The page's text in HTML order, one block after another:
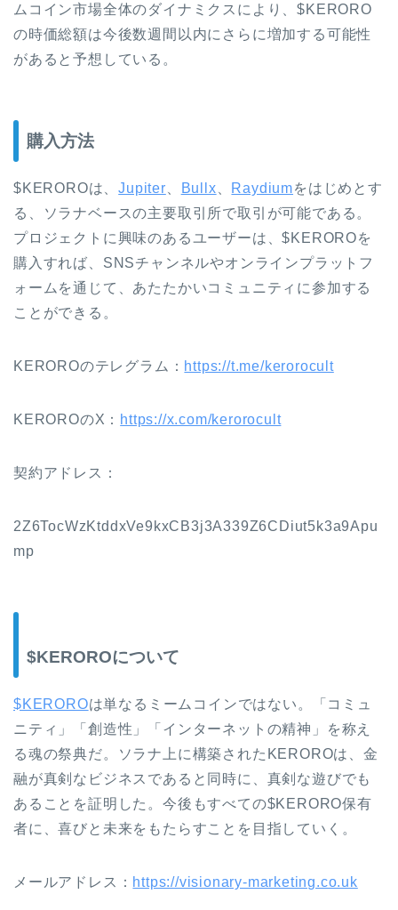
ムコイン市場全体のダイナミクスにより、$KERORO
の時価総額は今後数週間以内にさらに増加する可能性
があると予想している。
購入方法
$KEROROは、Jupiter Bullx Raydiumをはじめとす
る、ソラナベースの主要取引所で取引が可能である。
プロジェクトに興味のあるユーザーは、$KEROROを
購入すれば、SNSチャンネルやオンラインプラットフ
ォームを通じて、あたたかいコミュニティに参加する
ことができる。
KEROROのテレグラム： https://t.me/kerorocult
KEROROのX： https://x.com/kerorocult
契約アドレス：
2Z6TocWzKtddxVe9kxCB3j3A339Z6CDiut5k3a9Apu
mp
$KEROROについて
$KEROROは単なるミームコインではない。「コミュ
ニティ」「創造性」「インターネットの精神」を称え
る魂の祭典だ。ソラナ上に構築されたKEROROは、金
融が真剣なビジネスであると同時に、真剣な遊びでも
あることを証明した。今後もすべての$KERORO保有
者に、喜びと未来をもたらすことを目指していく。
メールアドレス： https://visionary-marketing.co.uk